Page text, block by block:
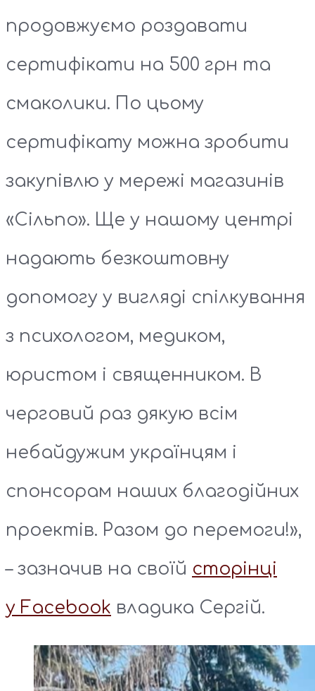
продовжуємо роздавати
сертифікати на 500 грн та
смаколики. По цьому
сертифікату можна зробити
закупівлю у мережі магазинів
«Сільпо». Ще у нашому центрі
надають безкоштовну
допомогу у вигляді спілкування
з психологом, медиком,
юристом і священником. В
черговий раз дякую всім
небайдужим українцям і
спонсорам наших благодійних
проектів. Разом до перемоги!»,
– зазначив на своїй сторінці
у Facebook владика Сергій.